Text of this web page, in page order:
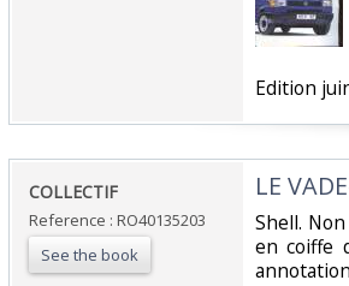
‎Edition
‎COLLECTIF‎
Reference : RO40135203
See the book
‎LE
‎Shell.
en coiffe